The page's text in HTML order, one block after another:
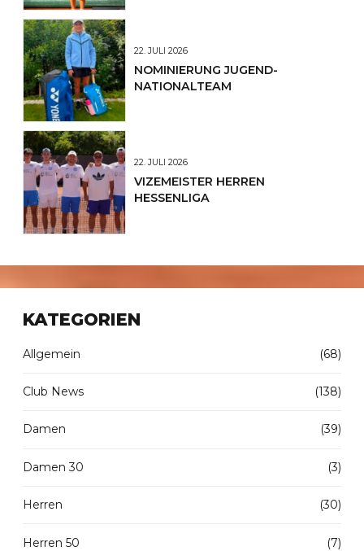
22. JULI 2026
NOMINIERUNG JUGEND-
NATIONALTEAM
22. JULI 2026
VIZEMEISTER HERREN
HESSENLIGA
KATEGORIEN
Allgemein (68)
Club News (138)
Damen (39)
Damen 30 (3)
Herren (30)
Herren 50 (7)